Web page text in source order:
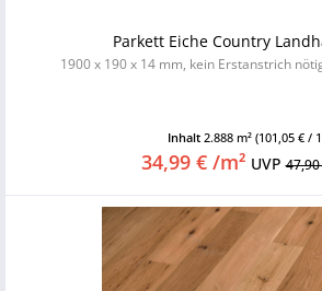
Parkett Eiche Country
1900 x 190 x 14 mm, kein Erstanstrich
Inhalt 2.888 m² (101,05 € /
34,99 € /m² UVP47,90